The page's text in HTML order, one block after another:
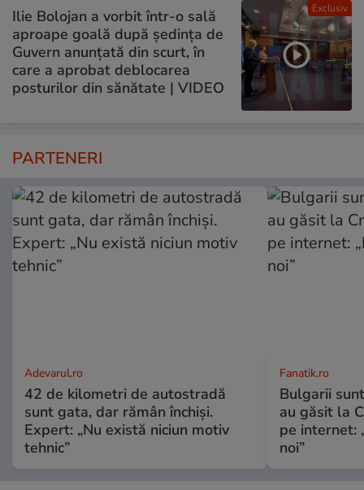
Exclusiv
Ilie Bolojan a vorbit într-o sală
aproape goală după ședința de
Guvern anunțată din scurt, în
care a aprobat deblocarea
posturilor din sănătate | VIDEO
PARTENERI
Adevarul.ro
42 de kilometri de autostradă
sunt gata, dar rămân închiși.
Expert: „Nu există niciun motiv
tehnic”
Fanatik.ro
Bulgarii
au găsit la
pe internet:
noi”